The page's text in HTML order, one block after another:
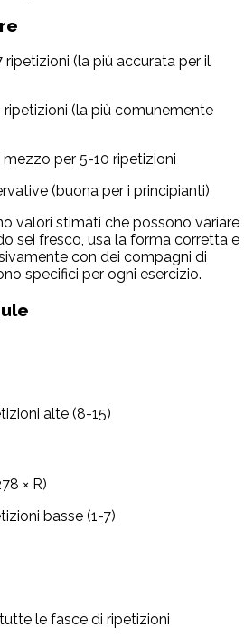
ripetizioni (la più accurata per il
ripetizioni (la più comunemente
mezzo per 5-10 ripetizioni
(buona per i principianti)
valori stimati che possono variare
sei fresco, usa la forma corretta e
con dei compagni di
specifici per ogni esercizio.
alte (8-15)
× R)
basse (1-7)
le fasce di ripetizioni